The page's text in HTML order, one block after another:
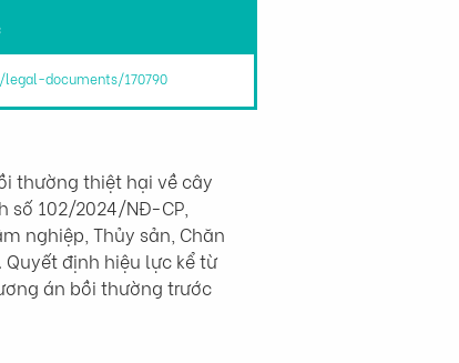
documents/170790
thường thiệt hại về cây
số 102/2024/NĐ-CP,
nghiệp, Thủy sản, Chăn
Quyết định hiệu lực kể từ
án bồi thường trước